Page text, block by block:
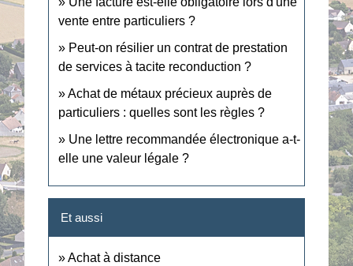
vente entre particuliers ?
Peut-on résilier un contrat de prestation
de services à tacite reconduction ?
Achat de métaux précieux auprès de
particuliers : quelles sont les règles ?
Une lettre recommandée électronique a-t-
elle une valeur légale ?
Et aussi
Achat à distance